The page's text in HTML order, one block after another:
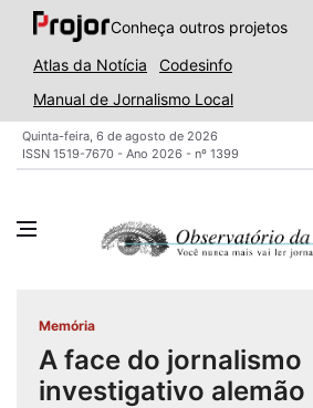
Conheça outros projetos
Atlas da Notícia
Codesinfo
Manual de Jornalismo Local
Quinta-feira, 6 de agosto de 2026
ISSN 1519-7670 - Ano 2026 - nº 1399
Memória
A face do jornalismo
investigativo alemão